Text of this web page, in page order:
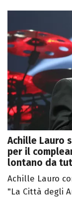
Achille Lauro
per il
lontano da
Achille Lauro
"La Città degli